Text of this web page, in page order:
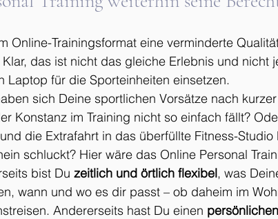
Online-Trainingsformat eine verminderte
das ist nicht das gleiche Erlebnis und nicht
Laptop für die Sporteinheiten einsetzen.
sich Deine sportlichen Vorsätze nach
Konstanz im Training nicht so einfach fällt?
die Extrafahrt in das überfüllte Fitness-Studio
schluckt? Hier wäre das Online Personal
bist Du zeitlich und örtlich flexibel, was
wann und wo es dir passt – ob daheim im
Andererseits hast Du einen persönlichen